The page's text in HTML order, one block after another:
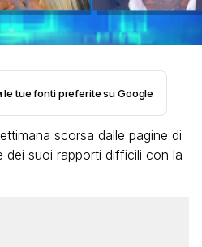
le tue fonti preferite su Google
scorsa dalle pagine di
suoi rapporti difficili con la